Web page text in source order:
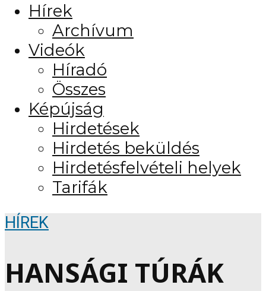
Hírek
Archívum
Videók
Híradó
Összes
Képújság
Hirdetések
Hirdetés beküldés
Hirdetésfelvételi helyek
Tarifák
HÍREK
HANSÁGI TÚRÁK